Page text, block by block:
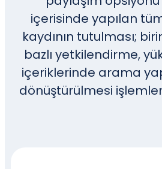
içerisinde yapılan
kaydının tutulması;
bazlı yetkilendirme,
içeriklerinde arama
dönüştürülmesi